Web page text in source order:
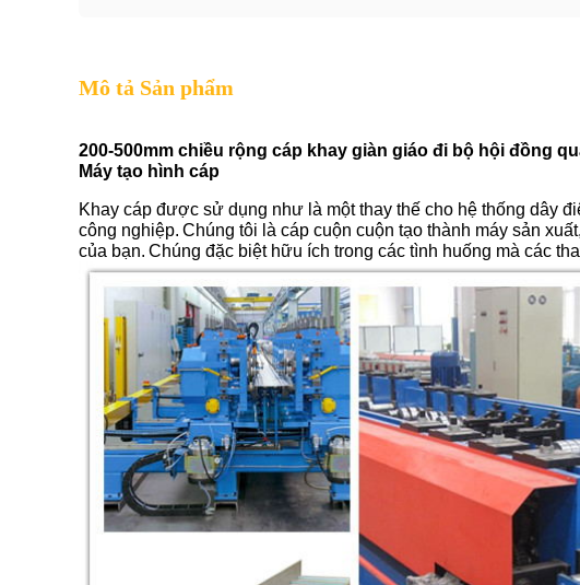
Mô tả Sản phẩm
200-500mm chiều rộng cáp khay giàn giáo đi bộ hội đồng
Máy tạo hình cáp
Khay cáp được sử dụng như là một thay thế cho hệ thống dây
công nghiệp. Chúng tôi là cáp cuộn cuộn tạo thành máy sản
của bạn. Chúng đặc biệt hữu ích trong các tình huống mà các